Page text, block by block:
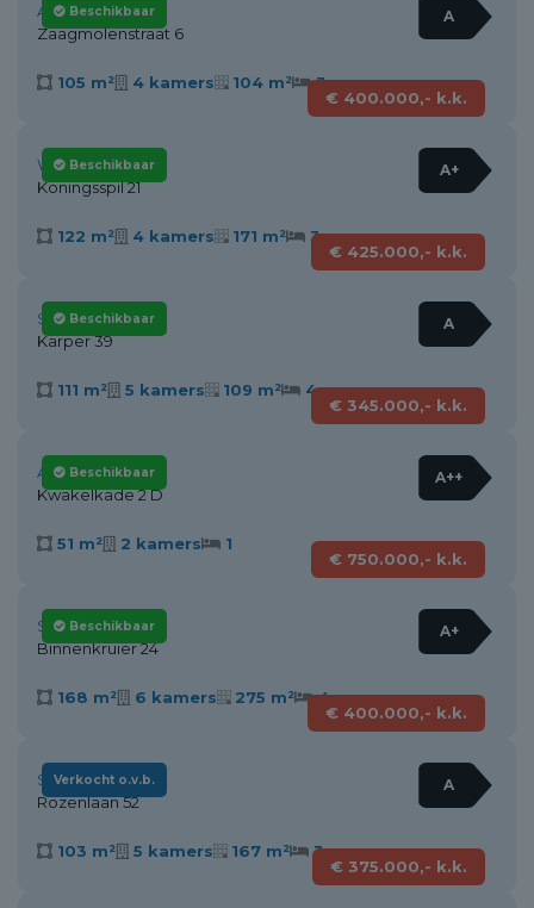
A
Beschikbaar
Alkmaar
Zaagmolenstraat 6
105 m² 4 kamers 104 m² 3
A+
Beschikbaar
€ 400.000,- k.k.
Wieringerwaard
Koningsspil 21
122 m² 4 kamers 171 m² 3
A
Beschikbaar
€ 425.000,- k.k.
Schagen
Karper 39
111 m² 5 kamers 109 m² 4
A++
Beschikbaar
€ 345.000,- k.k.
Alkmaar
Kwakelkade 2 D
51 m² 2 kamers 1
A+
Beschikbaar
€ 750.000,- k.k.
Stompetoren
Binnenkruier 24
168 m² 6 kamers 275 m² 4
A
Verkocht o.v.b.
€ 400.000,- k.k.
Schagen
Rozenlaan 52
103 m² 5 kamers 167 m² 3
€ 375.000,- k.k.